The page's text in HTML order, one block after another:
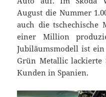
August die Nummer
auch die tschechische
einer Million
Jubiläumsmodell ist
Grün Metallic lackierte
Kunden in Spanien.